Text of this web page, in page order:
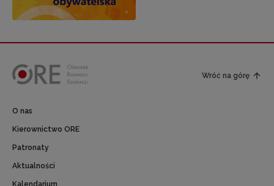
Wróć na górę
O nas
Kierownictwo ORE
Patronaty
Aktualności
Kalendarium